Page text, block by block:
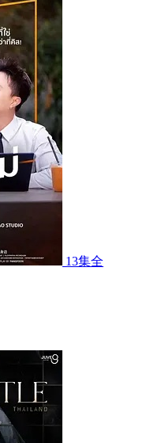
13集全